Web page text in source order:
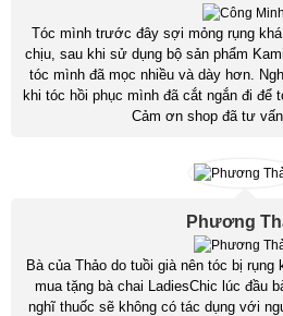
Tóc mình trước đây sợi mỏng rụng
chịu, sau khi sử dụng bộ sản phẩm
tóc mình đã mọc nhiều và dày hơn.
khi tóc hồi phục mình đã cắt ngắn đi để
Cảm ơn shop đã tư
Phương
Bà của Thảo do tuồi già nên tóc bị rụng
mua tặng bà chai LadiesChic lúc đầu
nghĩ thuốc sẽ không có tác dụng với